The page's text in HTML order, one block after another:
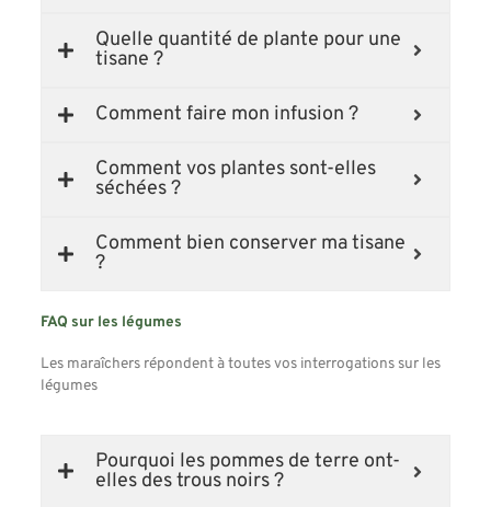
Quelle quantité de plante pour une
tisane ?
Comment faire mon infusion ?
Comment vos plantes sont-elles
séchées ?
Comment bien conserver ma tisane
?
FAQ sur les légumes
Les maraîchers répondent à toutes vos interrogations sur les
légumes
Pourquoi les pommes de terre ont-
elles des trous noirs ?